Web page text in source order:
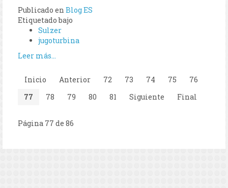
Publicado en Blog ES
Etiquetado bajo
Sulzer
jugoturbina
Leer más...
Inicio Anterior 72 73 74 75
76
77
78 79 80 81 Siguiente Final
Página 77 de 86